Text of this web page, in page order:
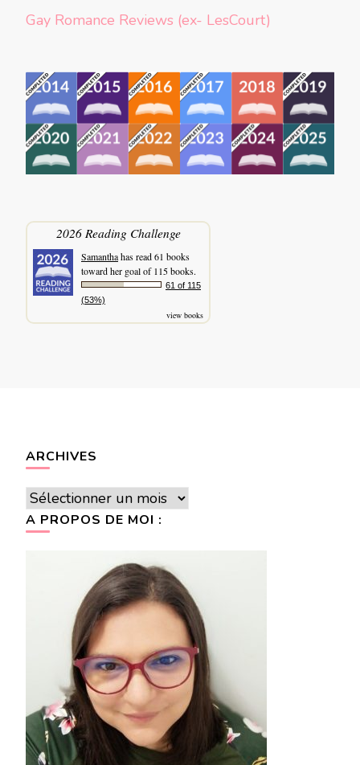
Gay Romance Reviews (ex- LesCourt)
2026 Reading Challenge
Samanthahas read 61 books
toward her goal of 115 books.
61 of 115
(53%)
view books
ARCHIVES
Archives
A PROPOS DE MOI :